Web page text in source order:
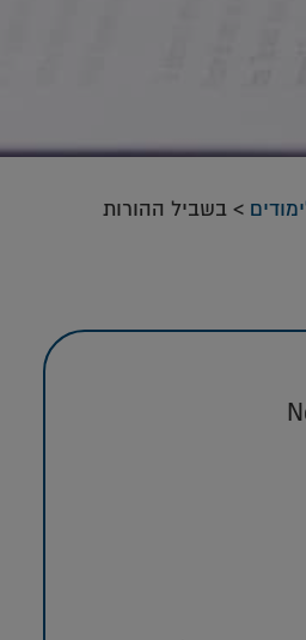
> בשביל ההורות